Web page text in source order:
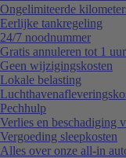
Ongelimiteerde
Eerlijke tankregeling
24/7 noodnummer
Gratis annuleren tot 1
Geen wijzigingskosten
Lokale belasting
Pechhulp
Verlies en beschadiging
Vergoeding sleepkosten
Alles over onze all-in